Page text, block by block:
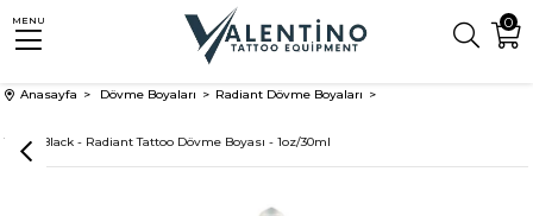
0
MENU
Anasayfa Dövme Boyaları Radiant Dövme Boyaları
Tribal Black - Radiant Tattoo Dövme Boyası - 1oz/30ml